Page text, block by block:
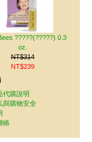
?????(?????) 0.3
oz.
NT$314
NT$239
代購說明
與購物安全
絡